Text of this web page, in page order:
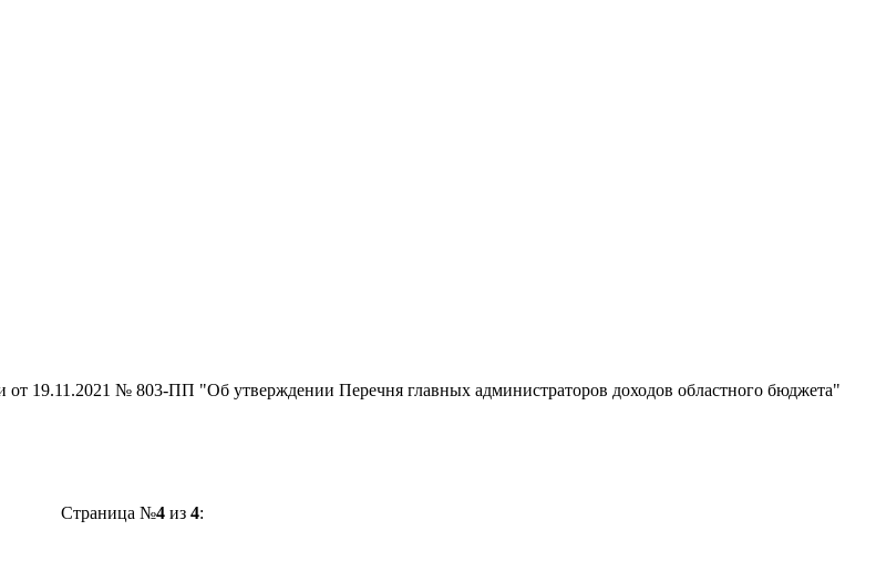
от 19.11.2021 № 803-ПП "Об утверждении Перечня главных администраторов доходов областного бюджета"
Страница №4из 4: